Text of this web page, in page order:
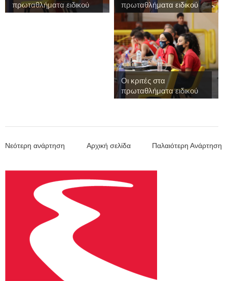
πρωταθλήματα ειδικού
...
πρωταθλήματα ειδικού
...
Οι κριτές στα
πρωταθλήματα ειδικού
...
Νεότερη ανάρτηση Παλαιότερη Ανάρτηση
Αρχική σελίδα